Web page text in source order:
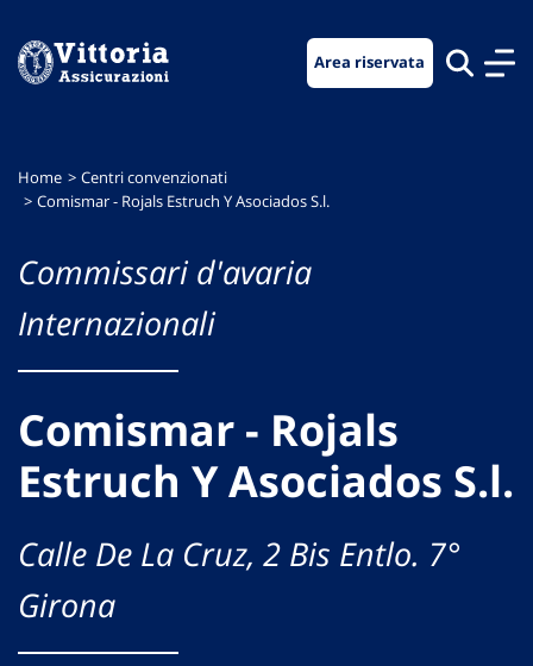
menu
contenuto
footer
Area riservata
Home
Centri convenzionati
Comismar - Rojals Estruch Y Asociados S.l.
Commissari d'avaria
Internazionali
Comismar - Rojals
Estruch Y Asociados S.l.
Calle De La Cruz, 2 Bis Entlo. 7°
Girona